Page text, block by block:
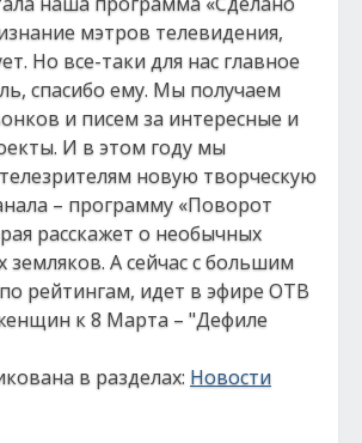
мэтров телевидения,
Но все-таки для нас главное
спасибо ему. Мы получаем
и писем за интересные и
И в этом году мы
новую творческую
– программу «Поворот
расскажет о необычных
земляков. А сейчас с большим
по рейтингам, идет в эфире ОТВ
к 8 Марта – "Дефиле
в разделах: Новости